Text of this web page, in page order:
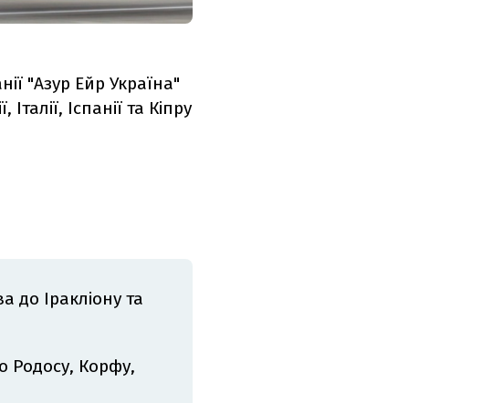
"Азур Ейр Україна"
Іспанії та Кіпру
до Іракліону та
Родосу, Корфу,